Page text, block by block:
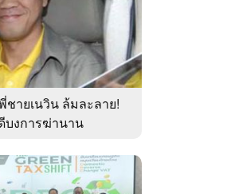
ชายเนวิน ล้มละลาย!
บงการฆ่านาน